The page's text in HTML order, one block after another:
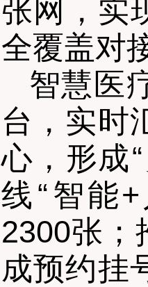
张网，实
全覆盖对
智慧医
台，实时
心，形成“
线“智能
2300张；
成预约挂